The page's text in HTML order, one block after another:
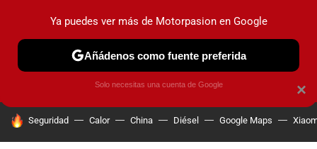
PRUEBAS COCHES ELÉCTRICOS OBSERVATORIO
HOY SE HABLA DE
Seguridad Calor China Diésel Google Maps
×
Ya puedes ver más de Motorpasion en Google
Añádenos como fuente preferida
Solo necesitas una cuenta de Google